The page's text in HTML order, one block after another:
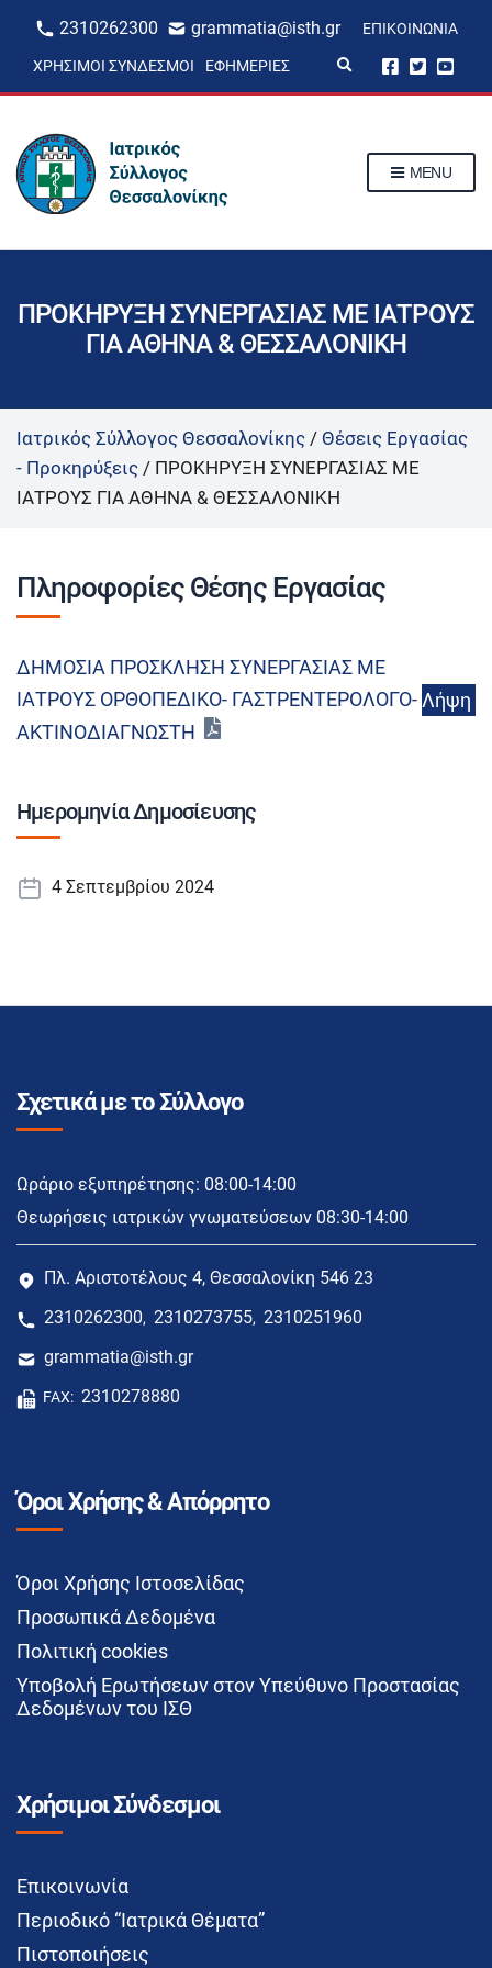
2310262300 grammatia@isth.gr ΕΠΙΚΟΙΝΩΝΊΑ
ΧΡΉΣΙΜΟΙ ΣΎΝΔΕΣΜΟΙ ΕΦΗΜΕΡΊΕΣ
p
m
MENU
ΠΡΟΚΗΡΥΞΗ ΣΥΝΕΡΓΑΣΙΑΣ ΜΕ ΙΑΤΡΟΥΣ
ΓΙΑ ΑΘΗΝΑ & ΘΕΣΣΑΛΟΝΙΚΗ
Ιατρικός Σύλλογος Θεσσαλονίκης / Θέσεις Εργασίας
- Προκηρύξεις / ΠΡΟΚΗΡΥΞΗ ΣΥΝΕΡΓΑΣΙΑΣ ΜΕ
ΙΑΤΡΟΥΣ ΓΙΑ ΑΘΗΝΑ & ΘΕΣΣΑΛΟΝΙΚΗ
Πληροφορίες Θέσης Εργασίας
ΔΗΜΟΣΙΑ ΠΡΟΣΚΛΗΣΗ ΣΥΝΕΡΓΑΣΙΑΣ ΜΕ
ΙΑΤΡΟΥΣ ΟΡΘΟΠΕΔΙΚΟ- ΓΑΣΤΡΕΝΤΕΡΟΛΟΓΟ-
ΑΚΤΙΝΟΔΙΑΓΝΩΣΤΗ
Λήψη
Ημερομηνία Δημοσίευσης
4 Σεπτεμβρίου 2024
Σχετικά με το Σύλλογο
Ωράριο εξυπηρέτησης: 08:00-14:00
Θεωρήσεις ιατρικών γνωματεύσεων 08:30-14:00
Πλ. Αριστοτέλους 4, Θεσσαλονίκη 546 23
2310262300, 2310273755, 2310251960
grammatia@isth.gr
FAX: 2310278880
Όροι Χρήσης & Απόρρητο
Όροι Χρήσης Ιστοσελίδας
Προσωπικά Δεδομένα
Πολιτική cookies
Υποβολή Ερωτήσεων στον Υπεύθυνο Προστασίας
Δεδομένων του ΙΣΘ
Χρήσιμοι Σύνδεσμοι
Επικοινωνία
Περιοδικό “Ιατρικά Θέματα”
Πιστοποιήσεις